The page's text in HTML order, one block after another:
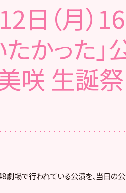
日（月）
たかった
咲 生誕祭
劇場で行われている公演を、当日の